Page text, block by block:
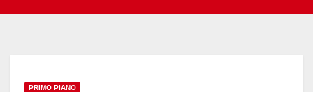
PRIMO PIANO